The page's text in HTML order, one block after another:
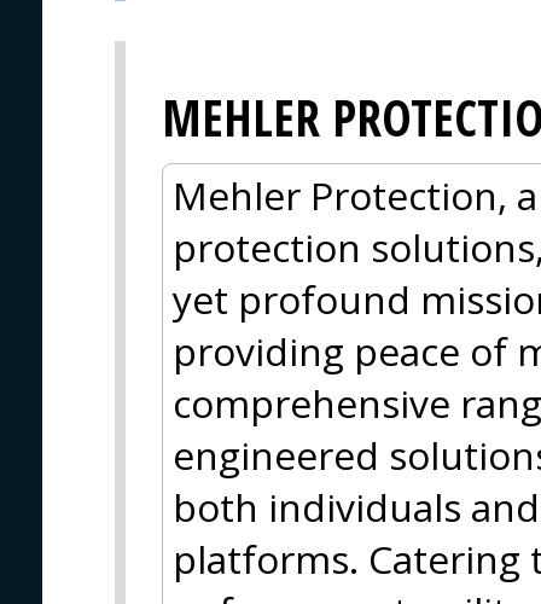
MEHLER
Mehler Protection,
protection
yet profound
providing peace of
comprehensive
engineered
both individuals
platforms. Catering